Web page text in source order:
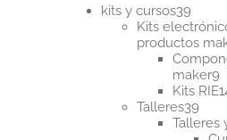
kits y cursos3939
Kits
productos
maker99
Kits RIE
Talleres3939
Talleres